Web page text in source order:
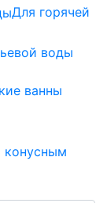
Для горячей
ванны
конусным